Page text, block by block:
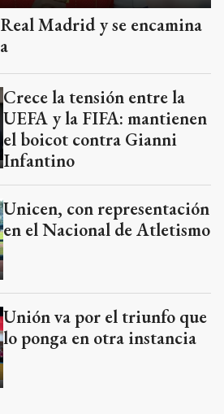
Crece la tensión entre la
UEFA y la FIFA: mantienen
el boicot contra Gianni
Infantino
Unicen, con representación
en el Nacional de Atletismo
Unión va por el triunfo que